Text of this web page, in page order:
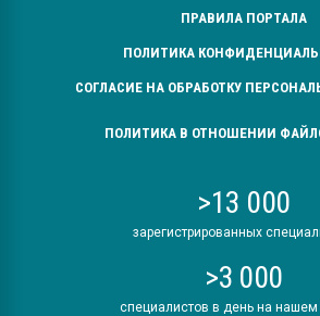
ПРАВИЛА ПОРТАЛА
ПОЛИТИКА
СОГЛАСИЕ НА ОБРАБОТКУ
ПОЛИТИКА В ОТНОШЕНИИ
>13 000
зарегистрированных
>3 000
специалистов в день на